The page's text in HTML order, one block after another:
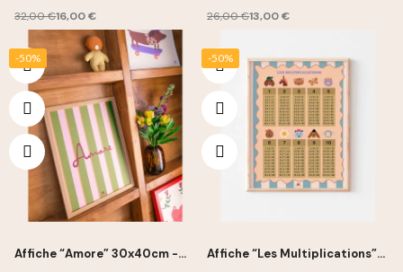
Petite Vie
32,00 €16,00 € 26,00 €13,00 €
-50%
Affiche “Amore” 30x40cm -
-50%
Affiche “Les Multiplications”